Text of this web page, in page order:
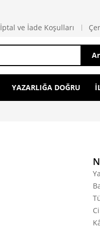
İptal ve İade Koşulları
YAZARLIĞA DOĞRU